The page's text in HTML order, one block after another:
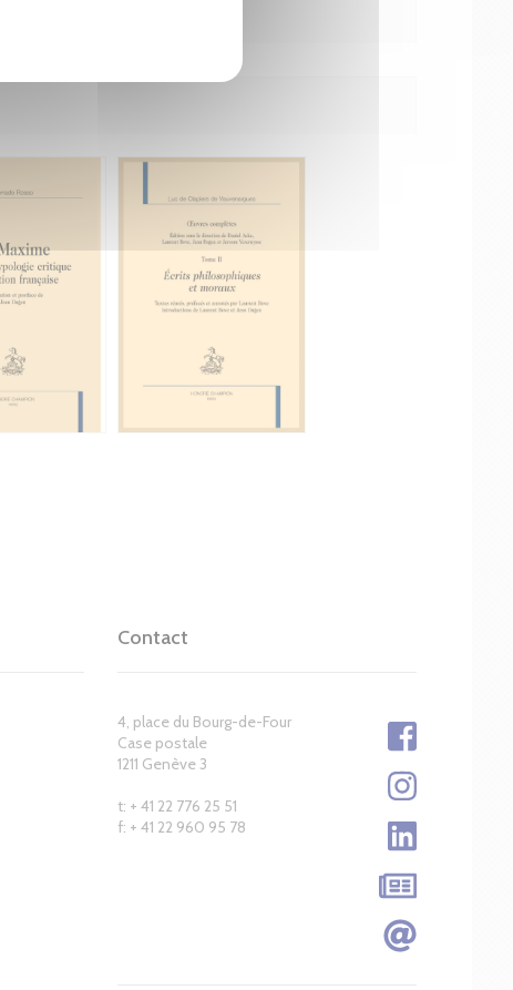
Contact
4, place du Bourg-de-Four
Case postale
1211 Genève 3
t: + 41 22 776 25 51
f: + 41 22 960 95 78